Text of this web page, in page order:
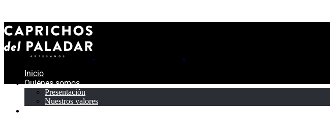
Inicio
Quiénes somos
Presentación
Nuestros valores